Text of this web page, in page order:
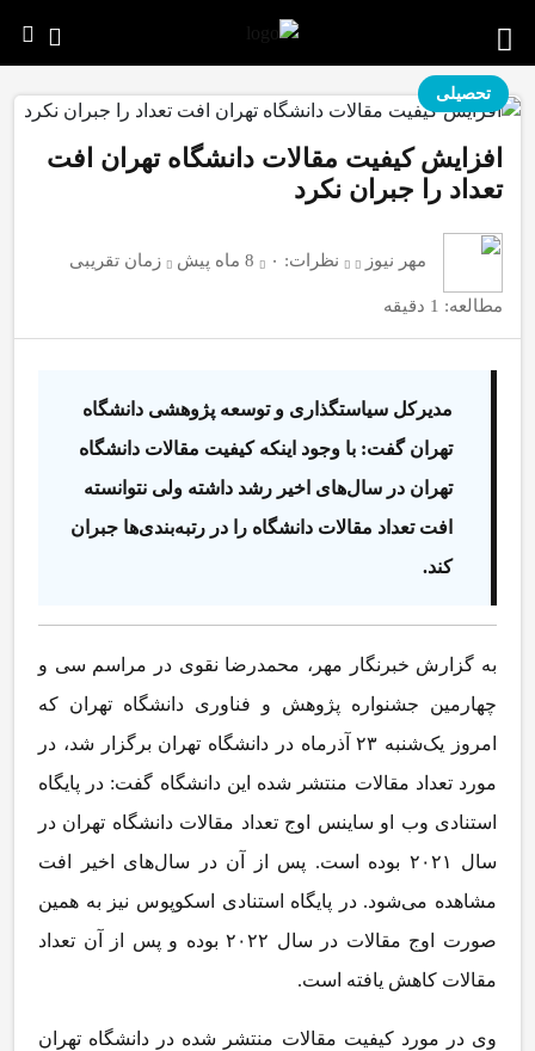
تحصیلی
افزایش کیفیت مقالات دانشگاه تهران افت
تعداد را جبران نکرد
مهر نیوز نظرات: ۰ 8 ماه پیش زمان تقریبی
مطالعه: 1 دقیقه
مدیرکل سیاستگذاری و توسعه‌ پژوهشی دانشگاه
تهران گفت: با وجود اینکه کیفیت مقالات دانشگاه
تهران در سال‌های اخیر رشد داشته ولی نتوانسته
افت تعداد مقالات دانشگاه را در رتبه‌بندی‌ها جبران
کند.
به گزارش خبرنگار مهر، محمدرضا نقوی در مراسم سی و
چهارمین جشنواره پژوهش و فناوری دانشگاه تهران که
امروز یک‌شنبه ۲۳ آذرماه در دانشگاه تهران برگزار شد، در
مورد تعداد مقالات منتشر شده این دانشگاه گفت: در پایگاه
استنادی وب او ساینس اوج تعداد مقالات دانشگاه تهران در
سال ۲۰۲۱ بوده است. پس از آن در سال‌های اخیر افت
مشاهده می‌شود. در پایگاه استنادی
اسکوپوس نیز به همین
صورت اوج مقالات در سال ۲۰۲۲ بوده و پس از آن تعداد
مقالات کاهش یافته است.
وی در مورد کیفیت مقالات منتشر شده در دانشگاه تهران